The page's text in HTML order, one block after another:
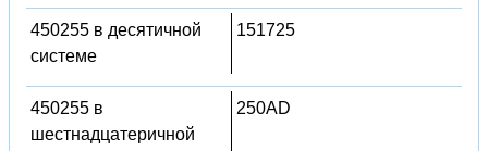
450255 в десятичной
системе
151725
450255 в
шестнадцатеричной
250AD